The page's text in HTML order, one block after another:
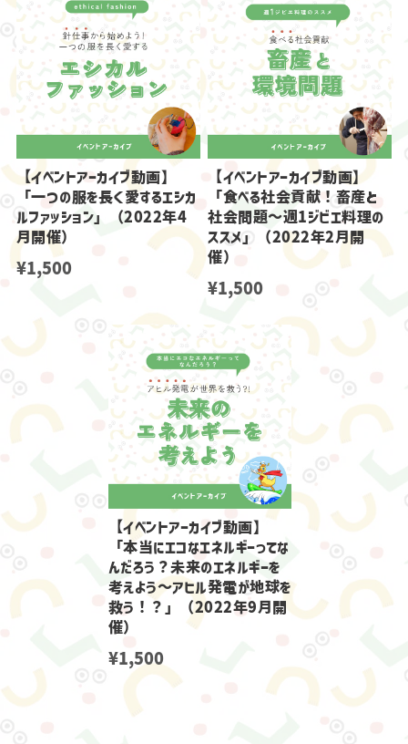
【イベントアーカイブ動画】
「一つの服を長く愛するエシカ
ルファッション」（2022年4
月開催）
¥1,500
【イベントアーカイブ動画】
「食べる社会貢献！畜産と
社会問題～週1ジビエ料理の
ススメ」（2022年2月開
催）
¥1,500
【イベントアーカイブ動画】
「本当にエコなエネルギーってな
んだろう？未来のエネルギーを
考えよう～アヒル発電が地球を
救う！？」（2022年9月開
催）
¥1,500